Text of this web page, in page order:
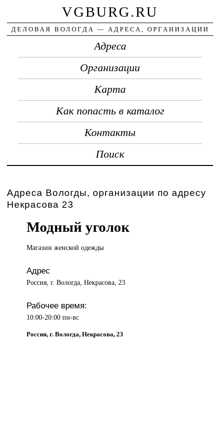
VGBURG.RU
ДЕЛОВАЯ ВОЛОГДА — АДРЕСА, ОРГАНИЗАЦИИ
Адреса
Организации
Карта
Как попасть в каталог
Контакты
Поиск
Адреса Вологды, организации по адресу
Некрасова 23
Модный уголок
Магазин женскойодежды
Адрес
Россия, г. Вологда, Некрасова, 23
Рабочее время:
10:00-20:00 пн-вс
Россия, г. Вологда, Некрасова, 23